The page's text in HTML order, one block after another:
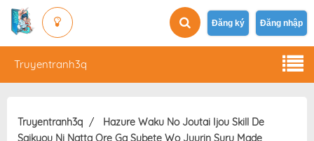
Đăng ký Đăng nhập
Truyentranh3q
Truyentranh3q
Hazure Waku No Joutai Ijou Skill De
Saikyou Ni Natta Ore Ga Subete Wo Juurin Suru Made